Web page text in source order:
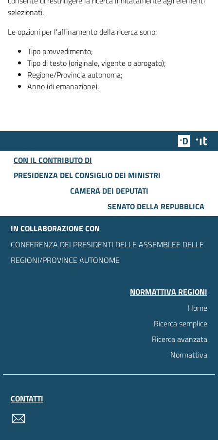
selezionati.
Le opzioni per l'affinamento della ricerca sono:
Tipo provvedimento;
Tipo di testo (originale, vigente o abrogato);
Regione/Provincia autonoma;
Anno (di emanazione).
Team
CON IL CONTRIBUTO DI
PRESIDENZA DEL CONSIGLIO DEI MINISTRI
CAMERA DEI DEPUTATI
SENATO DELLA REPUBBLICA
IN COLLABORAZIONE CON
CONFERENZA DEI PRESIDENTI DELLE ASSEMBLEE DELLE
REGIONI/PROVINCE AUTONOME
NORMATTIVA REGIONI
Home
Ricerca semplice
Ricerca avanzata
Normattiva
CONTATTI